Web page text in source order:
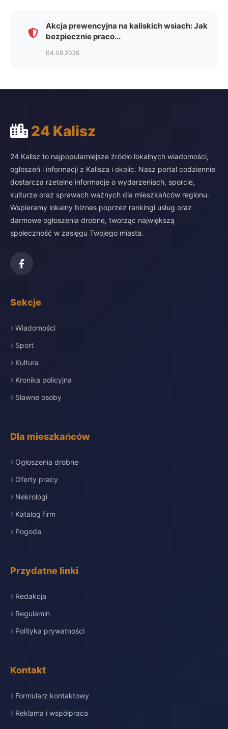
Akcja prewencyjna na kaliskich wsiach: Jak
bezpiecznie praco...
04.08.2026
24 Kalisz
24 Kalisz to najpopularniejsze źródło lokalnych wiadomości,
ogłoszeń i informacji z Kalisza i okolic. Nasz portal codziennie
dostarcza rzetelne informacje o wydarzeniach, sporcie,
kulturze oraz sprawach ważnych dla mieszkańców regionu.
Wspieramy lokalny biznes poprzez rankingi usług oraz
darmowe ogłoszenia drobne, tworząc największą
społeczność w zasięgu Twojego miasta.
Sekcje
Wiadomości
Sport
Kultura
Kronika policyjna
Sławne osoby
Dla mieszkańców
Ogłoszenia drobne
Oferty pracy
Nekrologi
Katalog firm
Pogoda
Przydatne linki
Redakcja
Regulamin
Polityka prywatności
Kontakt
Formularz kontaktowy
Reklama i współpraca